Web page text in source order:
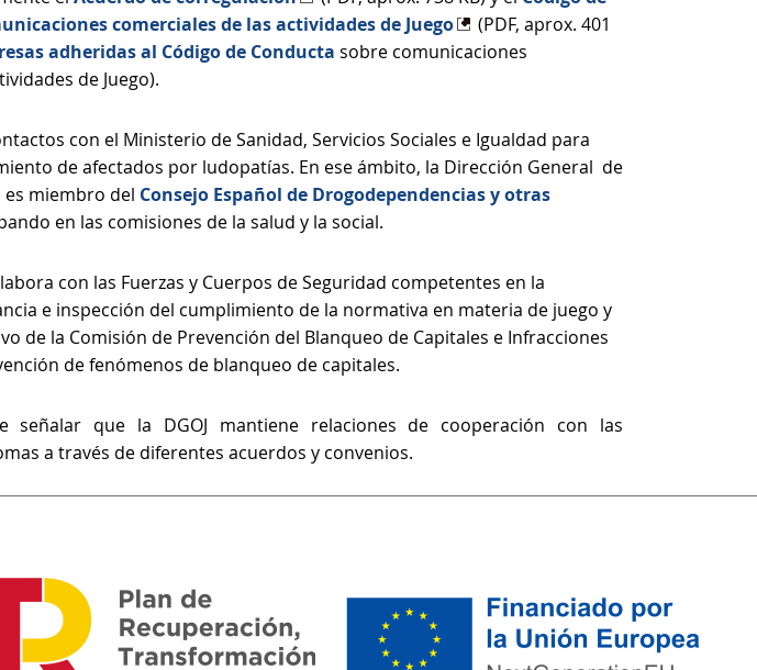
comerciales de las actividades de Juego
(PDF, aprox. 401
adheridas al Código de Conducta sobre comunicaciones
de Juego).
con el Ministerio de Sanidad, Servicios Sociales e Igualdad para
de afectados por ludopatías. En ese ámbito, la Dirección General de
es miembro del Consejo Español de Drogodependencias y otras
en las comisiones de la salud y la social.
con las Fuerzas y Cuerpos de Seguridad competentes en la
e inspección del cumplimiento de la normativa en materia de juego y
de la Comisión de Prevención del Blanqueo de Capitales e Infracciones
de fenómenos de blanqueo de capitales.
señalar que la DGOJ mantiene relaciones de cooperación con las
a través de diferentes acuerdos y convenios.